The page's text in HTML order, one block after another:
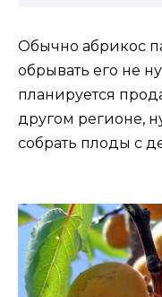
Обычно абрикос
обрывать его не
планируется
другом регионе,
собрать плоды с